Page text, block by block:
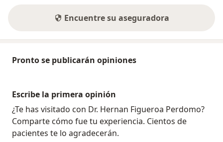
Encuentre su aseguradora
Pronto se publicarán opiniones
Escribe la primera opinión
¿Te has visitado con Dr. Hernan Figueroa Perdomo?
Comparte cómo fue tu experiencia. Cientos de
pacientes te lo agradecerán.